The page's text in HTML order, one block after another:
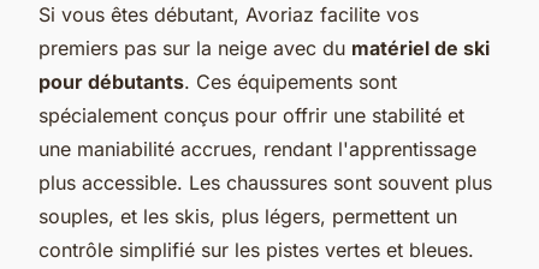
Si vous êtes débutant, Avoriaz facilite vos
premiers pas sur la neige avec du matériel de ski
pour débutants. Ces équipements sont
spécialement conçus pour offrir une stabilité et
une maniabilité accrues, rendant l'apprentissage
plus accessible. Les chaussures sont souvent plus
souples, et les skis, plus légers, permettent un
contrôle simplifié sur les pistes vertes et bleues.